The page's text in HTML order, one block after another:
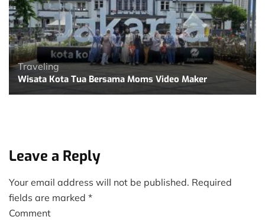
Traveling
Wisata Kota Tua Bersama Moms Video Maker
Leave a Reply
Your email address will not be published. Required
fields are marked *
Comment